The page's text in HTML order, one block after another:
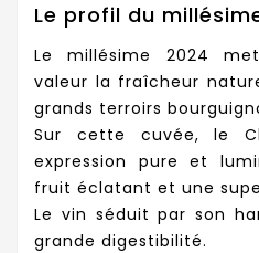
Le profil du
Le millésime 2024
valeur la fraîcheur
grands terroirs
Sur cette cuvée, le
expression pure et
fruit éclatant et une
Le vin séduit par son
grande digestibilité.